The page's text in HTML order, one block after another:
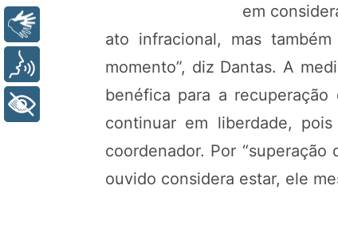
em
ato infracional, mas
momento”, diz Dantas. A
benéfica para a
continuar em liberdade,
coordenador. Por
ouvido considera estar, ele
+ Acessibilidade